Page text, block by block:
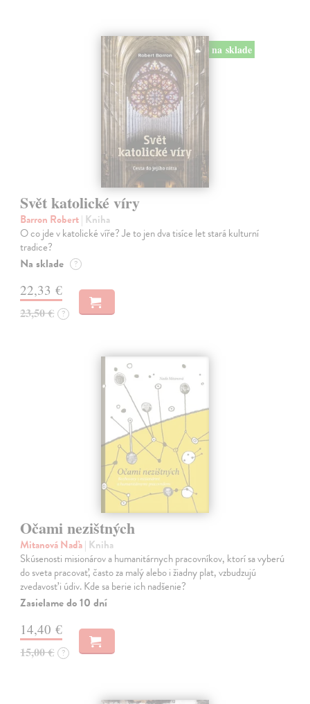
na sklade
Svět katolické víry
Barron Robert| Kniha
O co jde v katolické víře? Je to jen dva tisíce let stará kulturní
tradice?
Na sklade ?
22,33 €
23,50 € ?
Očami nezištných
Mitanová Naďa| Kniha
Skúsenosti misionárov a humanitárnych pracovníkov, ktorí sa vyberú
do sveta pracovať, často za malý alebo i žiadny plat, vzbudzujú
zvedavosť i údiv. Kde sa berie ich nadšenie?
Zasielame do 10 dní
14,40 €
15,00 € ?